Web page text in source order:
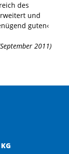
des
und
guten‹
2011)